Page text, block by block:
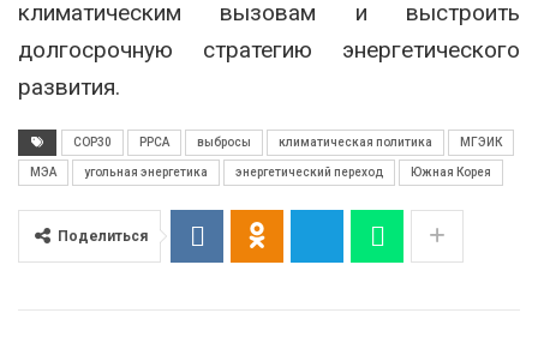
климатическим вызовам и выстроить
долгосрочную стратегию энергетического
развития.
COP30 PPCA выбросы климатическая политика МГЭИК
МЭА угольная энергетика энергетический переход Южная Корея
Поделиться